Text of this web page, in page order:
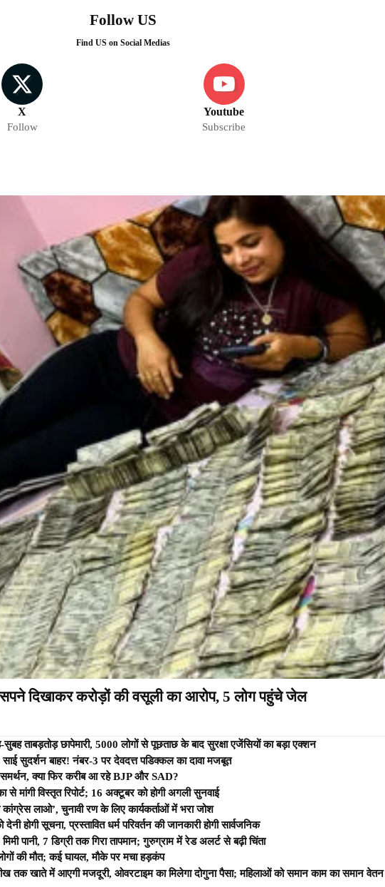
Follow US
Find US on Social Medias
X
Follow
Youtube
Subscribe
दिखाकर करोड़ों की वसूली का आरोप, 5 लोग पहुंचे जेल
ताबड़तोड़ छापेमारी, 5000 लोगों से पूछताछ के बाद सुरक्षा एजेंसियों का बड़ा एक्शन
सुदर्शन बाहर! नंबर-3 पर देवदत्त पडिक्कल का दावा मजबूत
क्या फिर करीब आ रहे BJP और SAD?
मांगी विस्तृत रिपोर्ट; 16 अक्टूबर को होगी अगली सुनवाई
लाओ’, चुनावी रण के लिए कार्यकर्ताओं में भरा जोश
होगी सूचना, प्रस्तावित धर्म परिवर्तन की जानकारी होगी सार्वजनिक
पानी, 7 डिग्री तक गिरा तापमान; गुरुग्राम में रेड अलर्ट से बढ़ी चिंता
की मौत; कई घायल, मौके पर मचा हड़कंप
तक खाते में आएगी मजदूरी, ओवरटाइम का मिलेगा दोगुना पैसा; महिलाओं को समान काम का समान वेतन